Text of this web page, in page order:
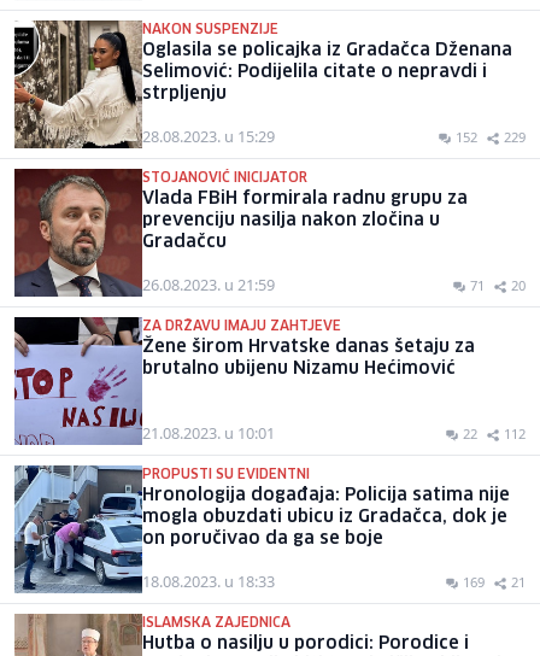
NAKON SUSPENZIJE
Oglasila se policajka iz Gradačca Dženana
Selimović: Podijelila citate o nepravdi i
strpljenju
28.08.2023. u 15:29 152 229
STOJANOVIĆ INICIJATOR
Vlada FBiH formirala radnu grupu za
prevenciju nasilja nakon zločina u
Gradačcu
26.08.2023. u 21:59 71 20
ZA DRŽAVU IMAJU ZAHTJEVE
Žene širom Hrvatske danas šetaju za
brutalno ubijenu Nizamu Hećimović
21.08.2023. u 10:01 22 112
PROPUSTI SU EVIDENTNI
Hronologija događaja: Policija satima nije
mogla obuzdati ubicu iz Gradačca, dok je
on poručivao da ga se boje
18.08.2023. u 18:33 169 21
ISLAMSKA ZAJEDNICA
Hutba o nasilju u porodici: Porodice i